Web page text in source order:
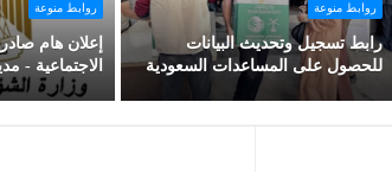
روابط منوعة
رابط تسجيل وتحديث البيانات
للحصول على المساعدات السعودية
روابط منوعة
إعلان هام
الاجتماعية -